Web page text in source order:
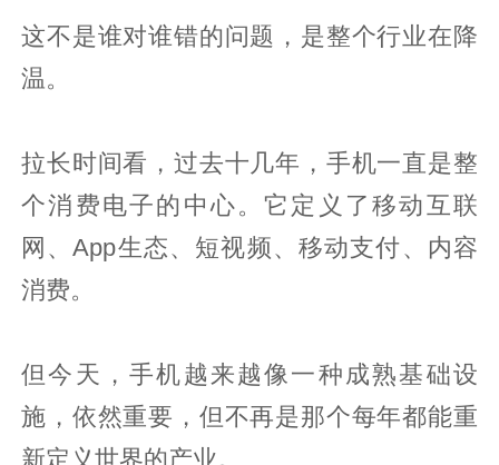
这不是谁对谁错的问题，是整个行业在降
温。
拉长时间看，过去十几年，手机一直是整
个消费电子的中心。它定义了移动互联
网、App生态、短视频、移动支付、内容
消费。
但今天，手机越来越像一种成熟基础设
施，依然重要，但不再是那个每年都能重
新定义世界的产业。